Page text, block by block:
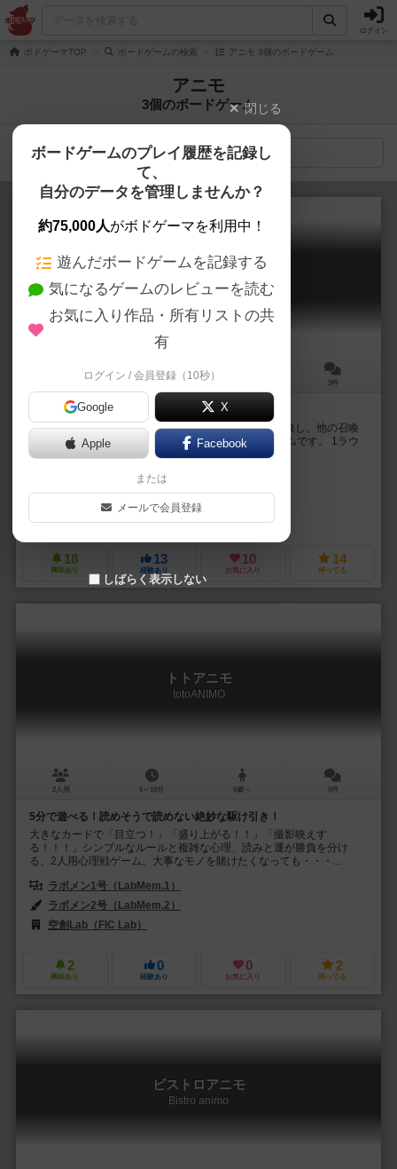
ログイン
ボドゲーマTOP ボードゲームの検索 アニモ 3個のボードゲーム
アニモ
3個のボードゲーム
検索メニュー
アニモ！
ANIMO!
15～30分 3件
不思議な生物アニモを召喚する者同士の熱き戦い！
プレイヤーは召喚士となり、不思議な生物アニモを召喚し、他の召喚
士と戦う、2人から4人まで遊べる、大乱闘ボードゲームです。 1ラウ
ンド毎にアニモを1体召喚し、2つのうちどちら...
18
興味あり
13
経験あり
10
お気に入り
14
持ってる
トトアニモ
totoANIMO
2人用 5～10分 6歳～ 0件
5分で遊べる！読めそうで読めない絶妙な駆け引き！
大きなカードで「目立つ！」「盛り上がる！！」「撮影映えす
る！！！」シンプルなルールと複雑な心理、読みと運が勝負を分け
る、2人用心理戦ゲーム。大事なモノを賭けたくなっても・・・...
ラボメン1号（LabMem.1）
ラボメン2号（LabMem.2）
空創Lab（FIC Lab）
2
興味あり
0
経験あり
0
お気に入り
2
持ってる
ビストロアニモ
Bistro animo
閉じる
ボードゲームのプレイ履歴を記録し
て、
自分のデータを管理しませんか？
約75,000人がボドゲーマを利用中！
遊んだボードゲームを記録する
気になるゲームのレビューを読む
お気に入り作品・所有リストの共
有
ログイン / 会員登録（10秒）
Google X
Apple Facebook
または
メールで会員登録
しばらく表示しない